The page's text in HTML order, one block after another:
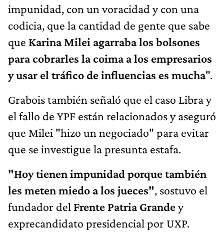
impunidad, con un voracidad y con una
codicia, que la cantidad de gente que sabe
que Karina Milei agarraba los bolsones
para cobrarles la coima a los empresarios
y usar el tráfico de influencias es mucha".
Grabois también señaló que el caso Libra y
el fallo de YPF están relacionados y aseguró
que Milei "hizo un negociado" para evitar
que se investigue la presunta estafa.
"Hoy tienen impunidad porque también
les meten miedo a los jueces", sostuvo el
fundador del Frente Patria Grandey
exprecandidato presidencial por UXP.